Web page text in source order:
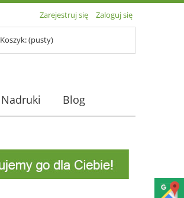
Zarejestruj się Zaloguj się
Koszyk:(pusty)
Nadruki Blog